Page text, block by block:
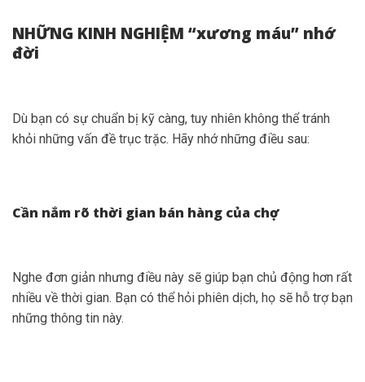
NHỮNG KINH NGHIỆM “xương máu” nhớ
đời
Dù bạn có sự chuẩn bị kỹ càng, tuy nhiên không thể tránh
khỏi những vấn đề trục trặc. Hãy nhớ những điều sau:
Cần nắm rõ thời gian bán hàng của chợ
Nghe đơn giản nhưng điều này sẽ giúp bạn chủ động hơn rất
nhiều về thời gian. Bạn có thể hỏi phiên dịch, họ sẽ hỗ trợ bạn
những thông tin này.